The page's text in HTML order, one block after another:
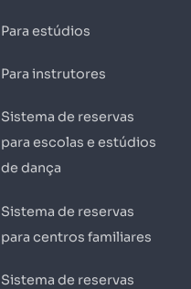
Para estúdios
Para instrutores
Sistema de reservas
para escolas e estúdios
de dança
Sistema de reservas
para centros familiares
Sistema de reservas